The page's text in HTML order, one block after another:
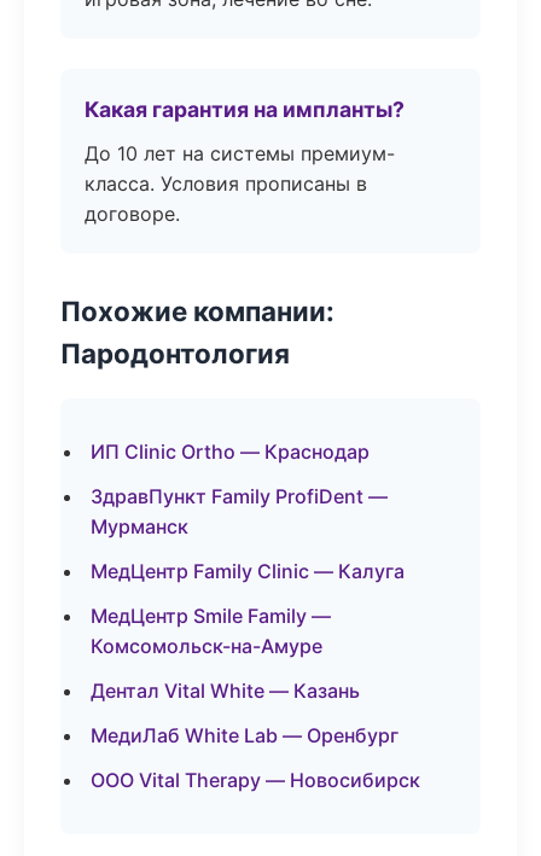
Какая гарантия на импланты?
До 10 лет на системы премиум-
класса. Условия прописаны в
договоре.
Похожие компании:
Пародонтология
ИП Clinic Ortho — Краснодар
ЗдравПункт Family ProfiDent —
Мурманск
МедЦентр Family Clinic — Калуга
МедЦентр Smile Family —
Комсомольск-на-Амуре
Дентал Vital White — Казань
МедиЛаб White Lab — Оренбург
ООО Vital Therapy — Новосибирск